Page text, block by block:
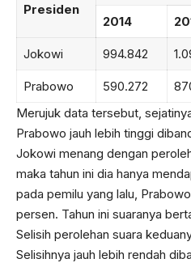
Presiden
2014
Jokowi 994.842
Prabowo 590.272
Merujuk data tersebut,
Prabowo jauh lebih tinggi
Jokowi menang dengan
maka tahun ini dia hanya
pada pemilu yang lalu,
persen. Tahun ini suaranya
Selisih perolehan suara
Selisihnya jauh lebih rendah